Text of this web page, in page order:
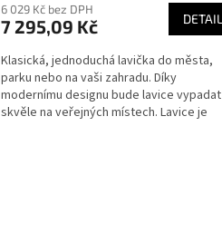
6 029 Kč bez DPH
7 295,09 Kč DETAIL
Klasická, jednoduchá lavička do města,
parku nebo na vaši zahradu. Díky
modernímu designu bude lavice vypadat
skvěle na veřejných místech. Lavice je